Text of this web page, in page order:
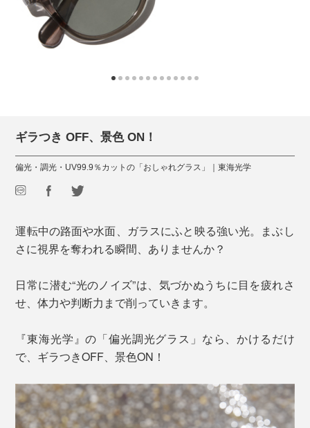
ギラつき OFF、景色 ON！
偏光・調光・UV99.9％カットの「おしゃれグラス」｜東海光学
運転中の路面や水面、ガラスにふと映る強い光。まぶし
さに視界を奪われる瞬間、ありませんか？
日常に潜む“光のノイズ”は、気づかぬうちに目を疲れさ
せ、体力や判断力まで削っていきます。
『東海光学』の「偏光調光グラス」なら、かけるだけ
で、ギラつきOFF、景色ON！